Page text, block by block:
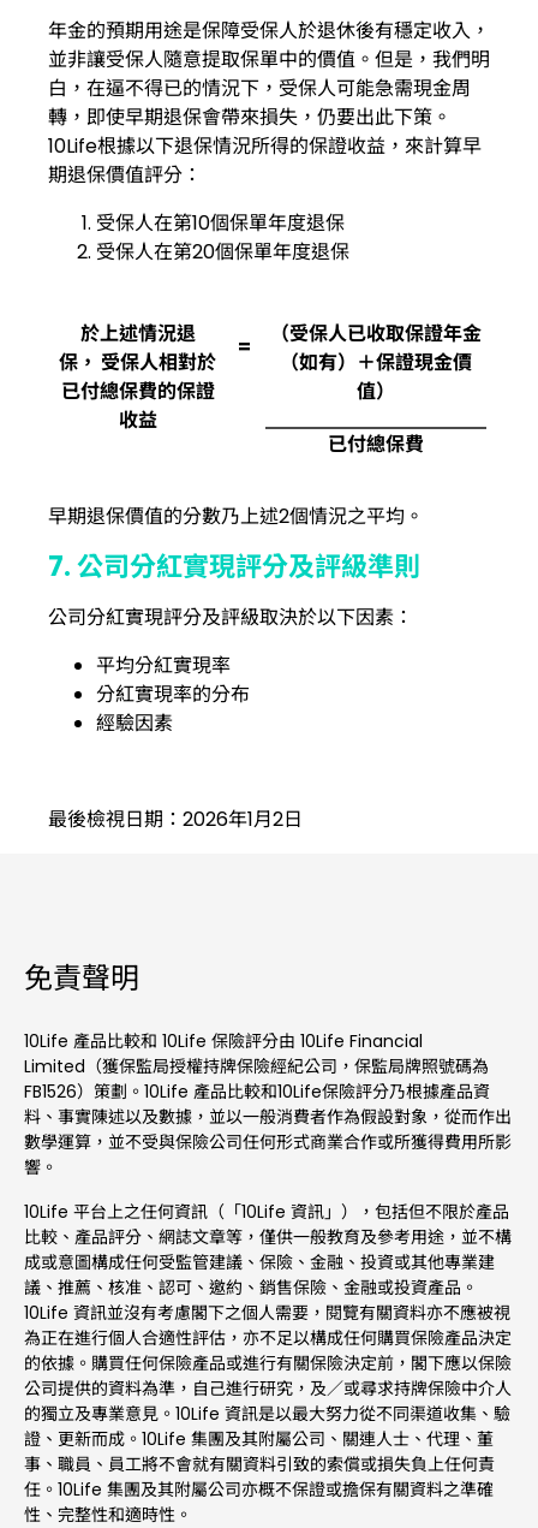
年金的預期用途是保障受保人於退休後有穩定收入，
並非讓受保人隨意提取保單中的價值。但是，我們明
白，在逼不得已的情況下，受保人可能急需現金周
轉，即使早期退保會帶來損失，仍要出此下策。
10Life根據以下退保情況所得的保證收益，來計算早
期退保價值評分：
受保人在第10個保單年度退保
受保人在第20個保單年度退保
於上述情況退
保， 受保人相對於
已付總保費的保證
收益
=
（受保人已收取保證年金
（如有）＋保證現金價
值）
已付總保費
早期退保價值的分數乃上述2個情況之平均。
7. 公司分紅實現評分及評級準則
公司分紅實現評分及評級取決於以下因素：
平均分紅實現率
分紅實現率的分布
經驗因素
最後檢視日期：2026年1月2日
免責聲明
10Life 產品比較和 10Life 保險評分由 10Life Financial
Limited（獲保監局授權持牌保險經紀公司，保監局牌照號碼為
FB1526）策劃。10Life 產品比較和10Life保險評分乃根據產品資
料、事實陳述以及數據，並以一般消費者作為假設對象，從而作出
數學運算，並不受與保險公司任何形式商業合作或所獲得費用所影
響。
10Life 平台上之任何資訊（「10Life 資訊」），包括但不限於產品
比較、產品評分、網誌文章等，僅供一般教育及參考用途，並不構
成或意圖構成任何受監管建議、保險、金融、投資或其他專業建
議、推薦、核准、認可、邀約、銷售保險、金融或投資產品。
10Life 資訊並沒有考慮閣下之個人需要，閱覽有關資料亦不應被視
為正在進行個人合適性評估，亦不足以構成任何購買保險產品決定
的依據。購買任何保險產品或進行有關保險決定前，閣下應以保險
公司提供的資料為準，自己進行研究，及／或尋求持牌保險中介人
的獨立及專業意見。10Life 資訊是以最大努力從不同渠道收集、驗
證、更新而成。10Life 集團及其附屬公司、關連人士、代理、董
事、職員、員工將不會就有關資料引致的索償或損失負上任何責
任。10Life 集團及其附屬公司亦概不保證或擔保有關資料之準確
性、完整性和適時性。